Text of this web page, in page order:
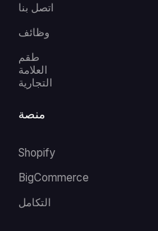
اتصل بنا
وظائف
طقم
العلامة
التجارية
منصة
Shopify
BigCommerce
التكامل